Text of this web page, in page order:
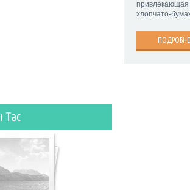
хлопчато-
Tac